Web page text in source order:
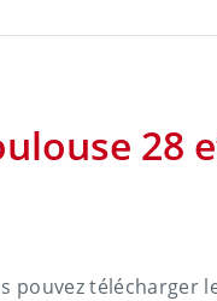
28
pouvez télécharger